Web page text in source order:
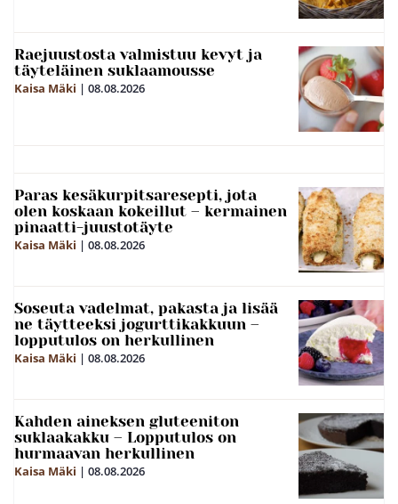
Raejuustosta valmistuu kevyt ja
täyteläinen suklaamousse
Kaisa Mäki | 08.08.2026
Paras kesäkurpitsaresepti, jota
olen koskaan kokeillut – kermainen
pinaatti-juustotäyte
Kaisa Mäki | 08.08.2026
Soseuta vadelmat, pakasta ja lisää
ne täytteeksi jogurttikakkuun –
lopputulos on herkullinen
Kaisa Mäki | 08.08.2026
Kahden aineksen gluteeniton
suklaakakku – Lopputulos on
hurmaavan herkullinen
Kaisa Mäki | 08.08.2026